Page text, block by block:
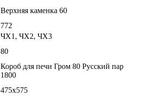
Верхняя каменка 60
772
ЧХ1, ЧХ2, ЧХ3
80
Короб для печи Гром 80 Русский пар
1800
475х575